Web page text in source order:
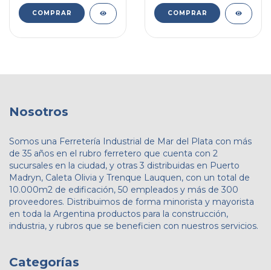
Nosotros
Somos una Ferretería Industrial de Mar del Plata con más
de 35 años en el rubro ferretero que cuenta con 2
sucursales en la ciudad, y otras 3 distribuidas en Puerto
Madryn, Caleta Olivia y Trenque Lauquen, con un total de
10.000m2 de edificación, 50 empleados y más de 300
proveedores. Distribuimos de forma minorista y mayorista
en toda la Argentina productos para la construcción,
industria, y rubros que se beneficien con nuestros servicios.
Categorías